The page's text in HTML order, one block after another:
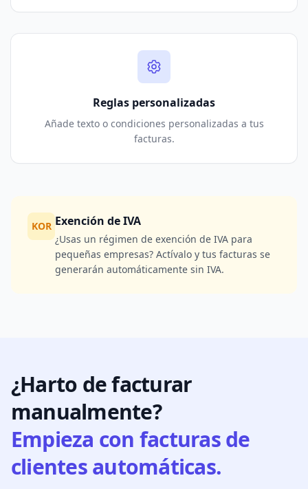
Reglas personalizadas
Añade texto o condiciones personalizadas a tus
facturas.
KOR Exención de IVA
¿Usas un régimen de exención de IVA para
pequeñas empresas? Actívalo y tus facturas se
generarán automáticamente sin IVA.
¿Harto de facturar
manualmente?
Empieza con facturas de
clientes automáticas.